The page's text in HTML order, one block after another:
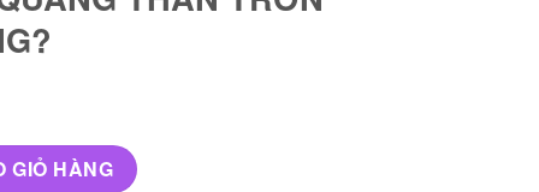
ĐÁNH DẤU DÒNG? số lượng
GIỎ HÀNG